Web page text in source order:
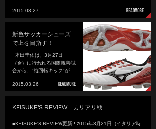
2015.03.27
新色サッカーシューズ
で上を目指す！
本田圭佑は、3月27日
（金）に行われる国際親善試
合から、"縦回転キック"が…
2015.03.26
KEISUKE’S REVIEW カリアリ戦
■KEISUKE'S REVIEW更新!! 2015年3月21日（イタリア時